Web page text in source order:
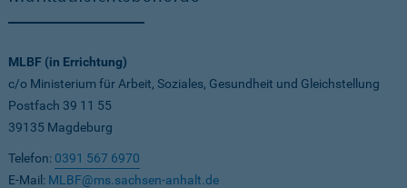
MLBF (in Errichtung)
c/o Ministerium für Arbeit, Soziales, Gesundheit und Gleichstellung
Postfach 39 11 55
39135 Magdeburg
Telefon: 0391 567 6970
E-Mail: MLBF@ms.sachsen-anhalt.de